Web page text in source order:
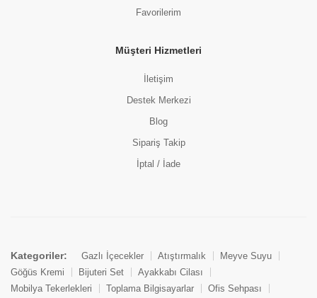
Favorilerim
Müşteri Hizmetleri
İletişim
Destek Merkezi
Blog
Sipariş Takip
İptal / İade
Kategoriler: Gazlı İçecekler Atıştırmalık
Meyve Suyu
Göğüs Kremi
Bijuteri Set
Ayakkabı Cilası
Mobilya Tekerlekleri
Toplama Bilgisayarlar Ofis Sehpası